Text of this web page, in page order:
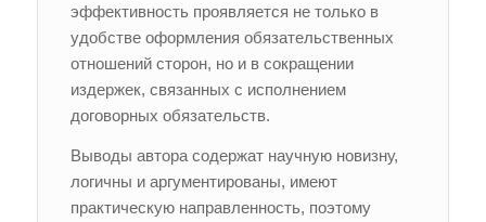
эффективность проявляется не только в
удобстве оформления обязательственных
отношений сторон, но и в сокращении
издержек, связанных с исполнением
договорных обязательств.
Выводы автора содержат научную новизну,
логичны и аргументированы, имеют
практическую направленность, поэтому